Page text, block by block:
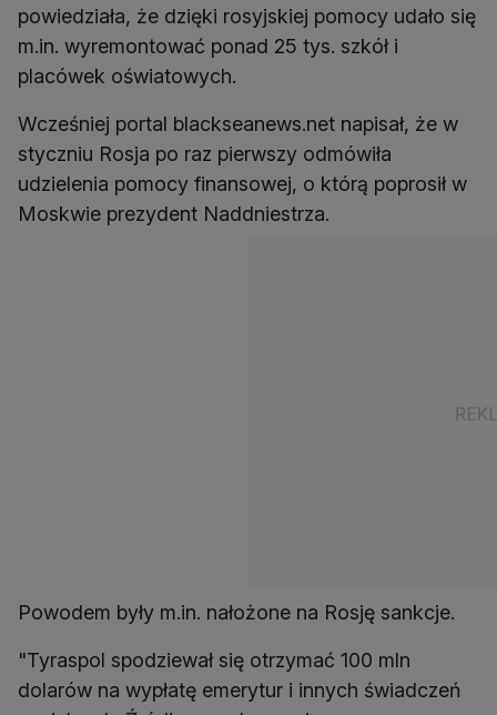
powiedziała, że dzięki rosyjskiej pomocy udało się
m.in. wyremontować ponad 25 tys. szkół i
placówek oświatowych.
Wcześniej portal blackseanews.net napisał, że w
styczniu Rosja po raz pierwszy odmówiła
udzielenia pomocy finansowej, o którą poprosił w
Moskwie prezydent Naddniestrza.
Powodem były m.in. nałożone na Rosję sankcje.
"Tyraspol spodziewał się otrzymać 100 mln
dolarów na wypłatę emerytur i innych świadczeń